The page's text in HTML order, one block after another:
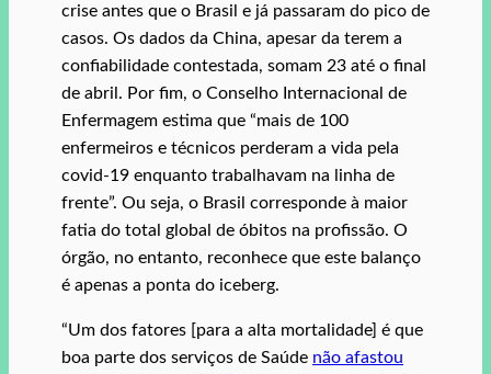
crise antes que o Brasil e já passaram do pico de
casos. Os dados da China, apesar da terem a
confiabilidade contestada, somam 23 até o final
de abril. Por fim, o Conselho Internacional de
Enfermagem estima que “mais de 100
enfermeiros e técnicos perderam a vida pela
covid-19 enquanto trabalhavam na linha de
frente”. Ou seja, o Brasil corresponde à maior
fatia do total global de óbitos na profissão. O
órgão, no entanto, reconhece que este balanço
é apenas a ponta do iceberg.
“Um dos fatores [para a alta mortalidade] é que
boa parte dos serviços de Saúde não afastou